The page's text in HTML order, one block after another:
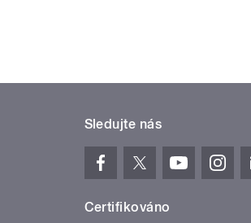
Sledujte nás
Certifikováno